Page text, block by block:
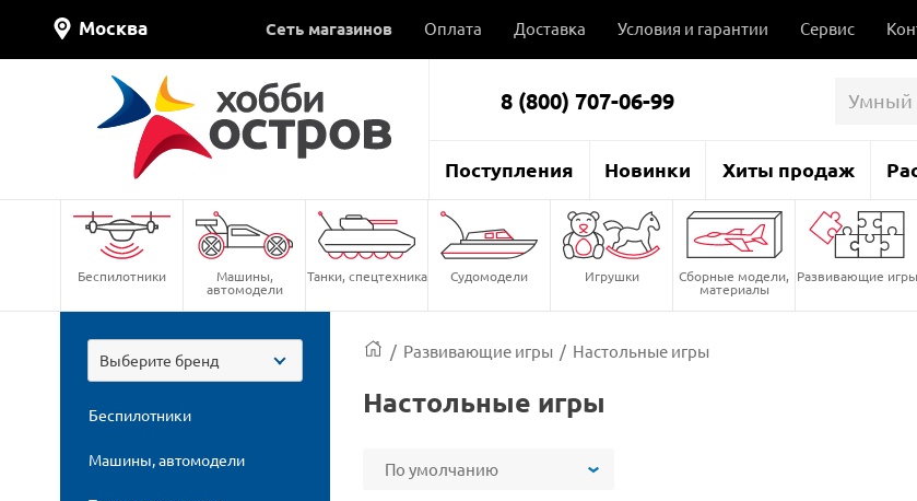
Москва Сеть магазинов Оплата Доставка Условия и гарантии Сервис
8 (800) 707-06-99
Поступления Новинки Хиты продаж
Беспилотники Машины,
автомодели
Танки, спецтехника Судомодели Игрушки Сборные модели,
материалы
Развивающие игры
Выберите бренд
Беспилотники
Машины, автомодели
/ Развивающие игры / Настольные игры
Настольные игры
По умолчанию